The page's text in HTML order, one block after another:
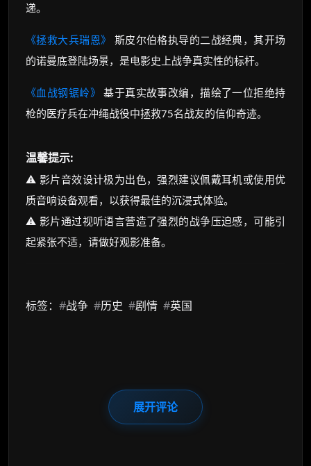
递。
《拯救大兵瑞恩》
斯皮尔伯格执导的二战经典，其开场
的诺曼底登陆场景，是电影史上战争真实性的标杆。
《血战钢锯岭》 基于真实故事改编，描绘了一位拒绝持
枪的医疗兵在冲绳战役中拯救75名战友的信仰奇迹。
温馨提示:
⚠️ 影片音效设计极为出色，强烈建议佩戴耳机或使用优
质音响设备观看，以获得最佳的沉浸式体验。
⚠️ 影片通过视听语言营造了强烈的战争压迫感，可能引
起紧张不适，请做好观影准备。
标签： #战争 #历史 #剧情 #英国
展开评论